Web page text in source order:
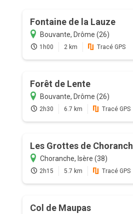
Fontaine de la Lauze
Bouvante, Drôme (26)
1h00 2 km Tracé GPS
Forêt de Lente
Bouvante, Drôme (26)
2h30 6.7 km Tracé GPS
Les Grottes de
Choranche, Isère (38)
2h15 5.7 km Tracé GPS
Col de Maupas